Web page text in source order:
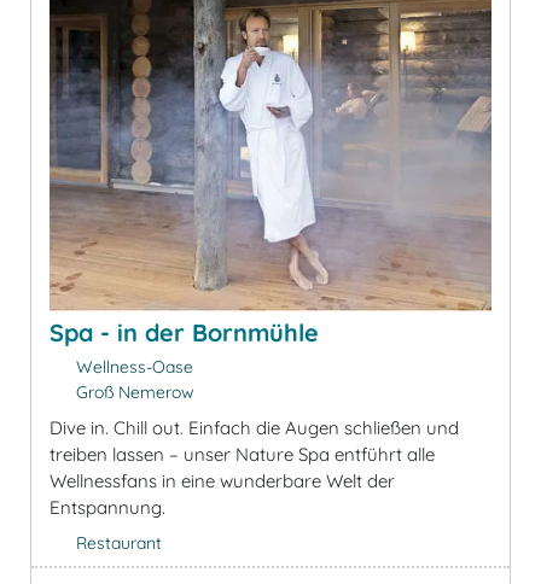
Spa - in der Bornmühle
Wellness-Oase
Groß Nemerow
Dive in. Chill out. Einfach die Augen schließen und
treiben lassen – unser Nature Spa entführt alle
Wellnessfans in eine wunderbare Welt der
Entspannung.
Restaurant